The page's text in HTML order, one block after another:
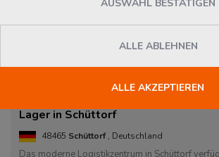
Lager in Schüttorf
48465 Schüttorf , Deutschland
Das moderne Logistikzentrum in Schüttorf
AUSWAHL BESTÄTIGEN
ALLE ABLEHNEN
ALLE AKZEPTIEREN